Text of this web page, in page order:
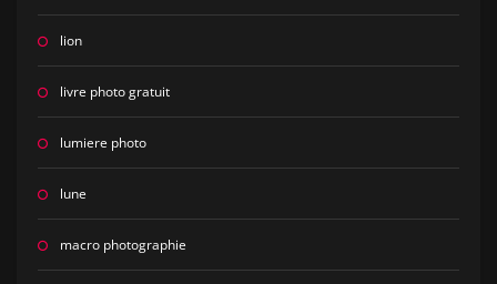
lion
livre photo gratuit
lumiere photo
lune
macro photographie